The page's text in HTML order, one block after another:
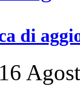
di
16